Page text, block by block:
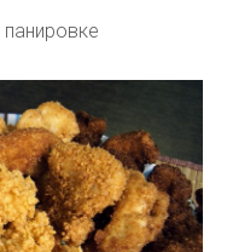
панировке